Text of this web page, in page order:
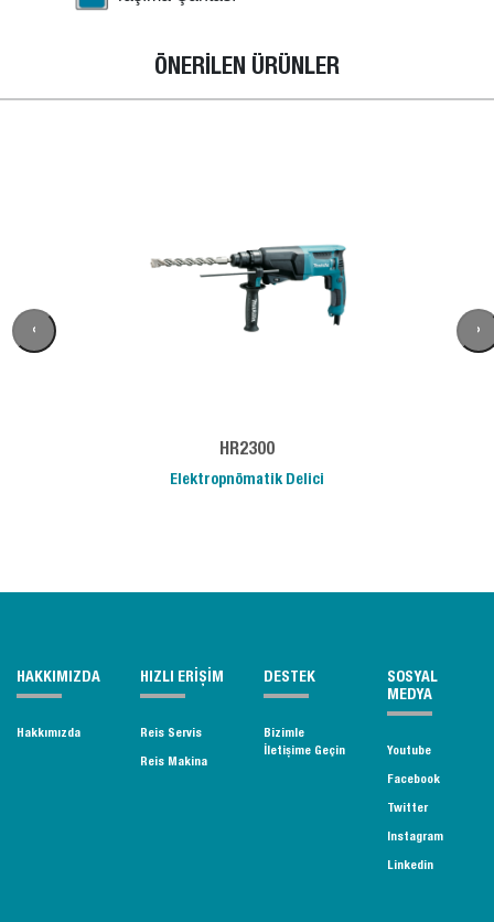
ÖNERİLEN ÜRÜNLER
HR2300
Elektropnömatik Delici
‹ ›
HAKKIMIZDA
Hakkımızda
HIZLI ERİŞİM
Reis Servis
Reis Makina
DESTEK
Bizimle
İletişime Geçin
SOSYAL
MEDYA
Youtube
Facebook
Twitter
Instagram
Linkedin